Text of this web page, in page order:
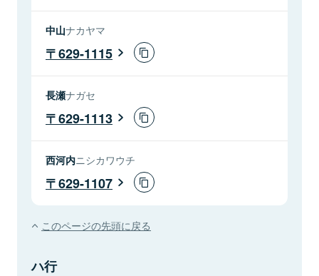
中山ナカヤマ
629-1115
長瀬ナガセ
629-1113
西河内ニシカワウチ
629-1107
このページの先頭に戻る
ハ行